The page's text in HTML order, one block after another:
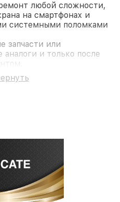
любой сложности,
на смартфонах и
системными поломками
запчасти или
аналоги и только после
комплектующие
гарантия. В случае
и
в ремонтно-
что